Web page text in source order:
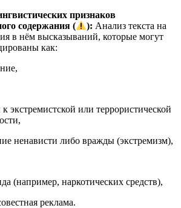
признаков
содержания (
): Анализ текста на
в нём высказываний, которые могут
как:
экстремистской или террористической
ненависти либо вражды (экстремизм),
(например, наркотических средств),
реклама.